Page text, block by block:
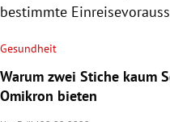
bestimmte
Gesundheit
Warum zwei Stiche kaum
Omikron bieten